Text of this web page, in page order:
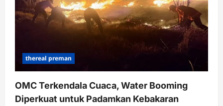
thereal preman
OMC Terkendala Cuaca, Water Booming
Diperkuat untuk Padamkan Kebakaran